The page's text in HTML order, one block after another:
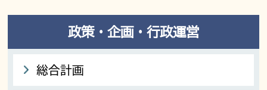
政策・企画・行政運営
総合計画